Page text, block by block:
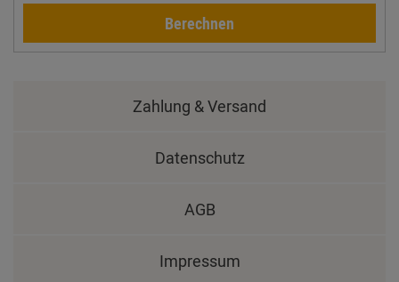
Berechnen
Zahlung & Versand
Datenschutz
AGB
Impressum